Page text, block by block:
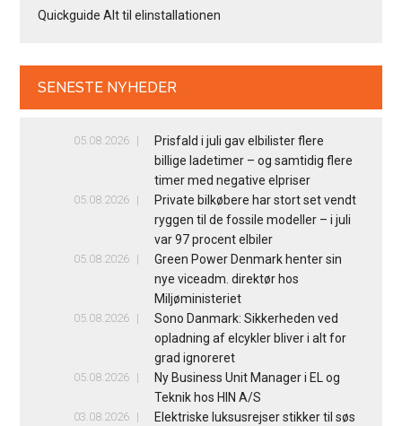
Quickguide Alt til elinstallationen
SENESTE NYHEDER
05.08.2026
Prisfald i juli gav elbilister flere
billige ladetimer – og samtidig flere
timer med negative elpriser
05.08.2026
Private bilkøbere har stort set vendt
ryggen til de fossile modeller – i juli
var 97 procent elbiler
05.08.2026
Green Power Denmark henter sin
nye viceadm. direktør hos
Miljøministeriet
05.08.2026
Sono Danmark: Sikkerheden ved
opladning af elcykler bliver i alt for
grad ignoreret
05.08.2026
Ny Business Unit Manager i EL og
Teknik hos HIN A/S
03.08.2026
Elektriske luksusrejser stikker til søs